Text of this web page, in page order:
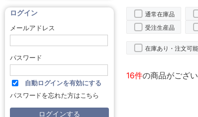
ログイン
メールアドレス
パスワード
自動ログインを有効にする
パスワードを忘れた方はこちら
通常在庫品
受注生産品
在庫あり・注文可能
16件の商品がござい